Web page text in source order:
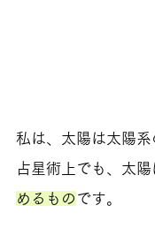
私は、太陽は太陽
占星術上でも、太陽
めるもの です。